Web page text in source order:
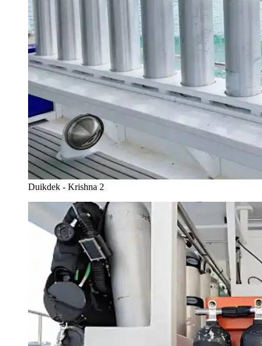
Duikdek - Krishna 2